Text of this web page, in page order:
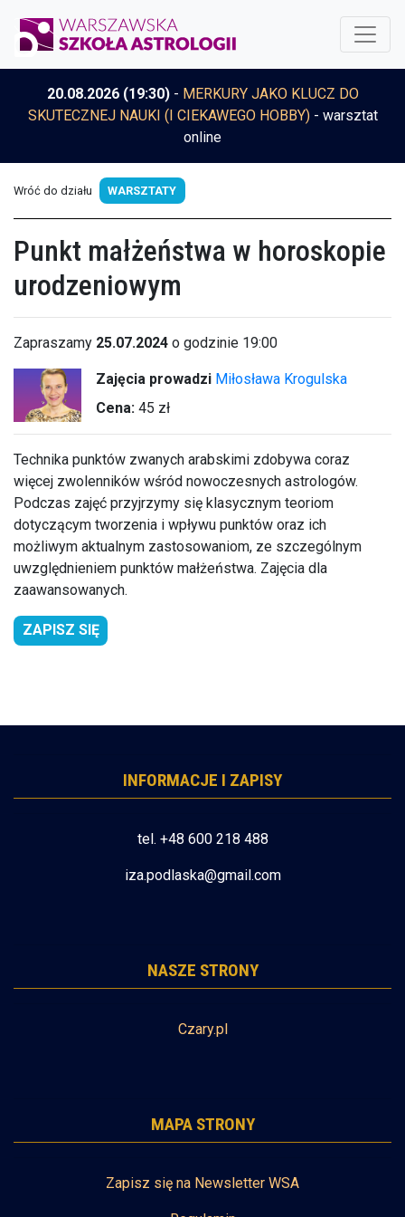
20.08.2026 (19:30)- MERKURY JAKO KLUCZ DO
SKUTECZNEJ NAUKI (I CIEKAWEGO HOBBY)- warsztat
online
Wróć do działu WARSZTATY
Punkt małżeństwa w horoskopie
urodzeniowym
Zapraszamy 25.07.2024 o godzinie 19:00
Zajęcia prowadzi Miłosława Krogulska
Cena: 45 zł
Technika punktów zwanych arabskimi zdobywa coraz
więcej zwolenników wśród nowoczesnych astrologów.
Podczas zajęć przyjrzymy się klasycznym teoriom
dotyczącym tworzenia i wpływu punktów oraz ich
możliwym aktualnym zastosowaniom, ze szczególnym
uwzględnieniem punktów małżeństwa. Zajęcia dla
zaawansowanych.
ZAPISZ SIĘ
INFORMACJE I ZAPISY
tel. +48 600 218 488
iza.podlaska@gmail.com
NASZE STRONY
Czary.pl
MAPA STRONY
Zapisz się na Newsletter WSA